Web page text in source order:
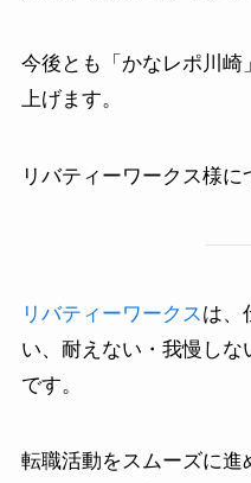
今後とも「かなレポ川崎
上げます。
リバティーワークス様に
リバティーワークス は、
い、耐えない・我慢し
です。
転職活動をスムーズに